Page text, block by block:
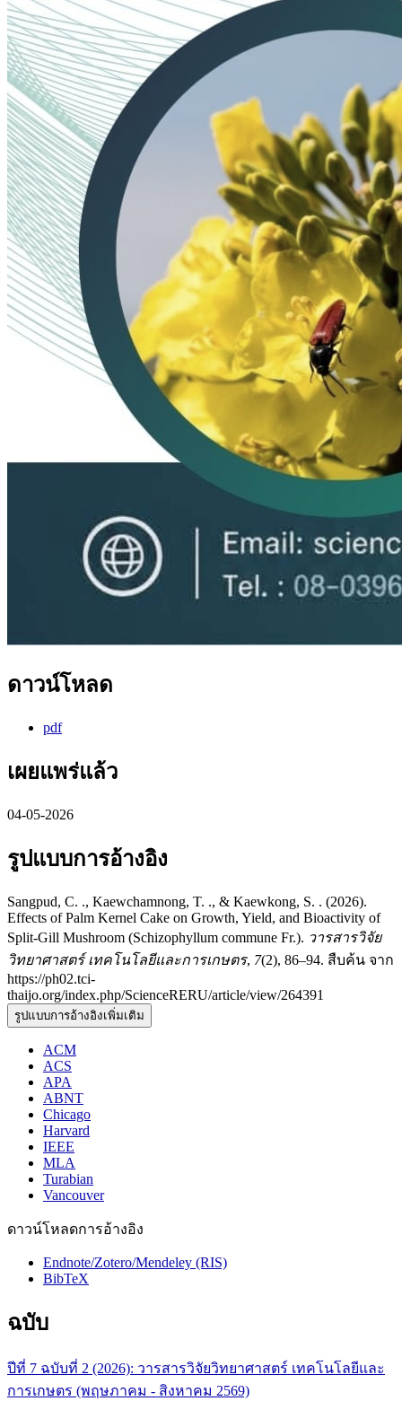
ดาวน์โหลด
pdf
เผยแพร่แล้ว
04-05-2026
รูปแบบการอ้างอิง
Sangpud, C. ., Kaewchamnong, T. ., & Kaewkong, S. . (2026).
Effects of Palm Kernel Cake on Growth, Yield, and Bioactivity of
Split-Gill Mushroom (Schizophyllum commune Fr.). วารสารวิจัย
วิทยาศาสตร์ เทคโนโลยีและการเกษตร, 7(2), 86–94. สืบค้น จาก
https://ph02.tci-
thaijo.org/index.php/ScienceRERU/article/view/264391
รูปแบบการอ้างอิงเพิ่มเติม
ACM
ACS
APA
ABNT
Chicago
Harvard
IEEE
MLA
Turabian
Vancouver
ดาวน์โหลดการอ้างอิง
Endnote/Zotero/Mendeley (RIS)
BibTeX
ฉบับ
ปีที่ 7 ฉบับที่ 2 (2026): วารสารวิจัยวิทยาศาสตร์ เทคโนโลยีและ
การเกษตร (พฤษภาคม - สิงหาคม 2569)